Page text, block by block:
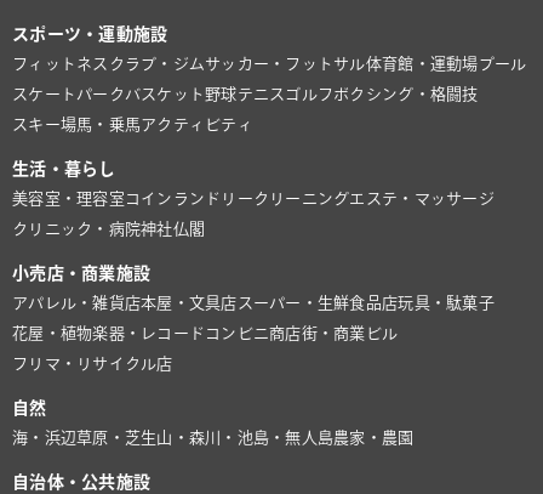
スポーツ・運動施設
フィットネスクラブ・ジム サッカー・フットサル体育館・運動場プール
スケートパーク バスケット 野球テニス ゴルフ ボクシング・格闘技
スキー場馬・乗馬アクティビティ
生活・暮らし
美容室・理容室 コインランドリー クリーニングエステ・マッサージ
クリニック・病院神社仏閣
小売店・商業施設
アパレル・雑貨店本屋・文具店 スーパー・生鮮食品店玩具・駄菓子
花屋・植物楽器・レコード コンビニ商店街・商業ビル
フリマ・リサイクル店
自然
海・浜辺草原・芝生山・森川・池島・無人島農家・農園
自治体・公共施設